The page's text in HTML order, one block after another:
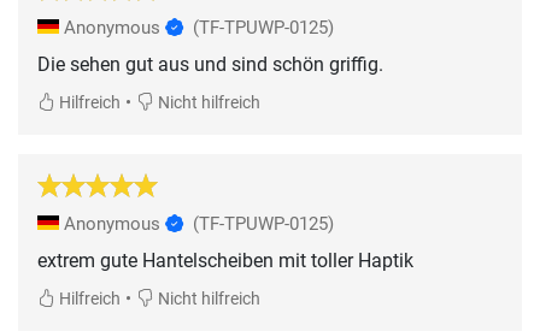
Anonymous (TF-TPUWP-0125)
Die sehen gut aus und sind schön griffig.
Hilfreich • Nicht hilfreich
Anonymous (TF-TPUWP-0125)
extrem gute Hantelscheiben mit toller Haptik
Hilfreich • Nicht hilfreich